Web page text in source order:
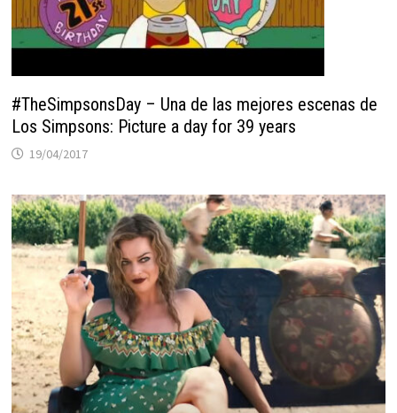
#TheSimpsonsDay – Una de las mejores escenas de
Los Simpsons: Picture a day for 39 years
19/04/2017